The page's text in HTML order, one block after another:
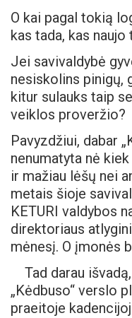
O kai pagal tokią
kas tada, kas
Jei savivaldybė
nesiskolins pinigų,
kitur sulauks taip
veiklos proveržio?
Pavyzdžiui, dabar
nenumatyta nė
ir mažiau lėšų nei
metais šioje
KETURI valdybos
direktoriaus
mėnesį. O įmonės
Tad darau
„Kėdbuso“ verslo
praeitoje